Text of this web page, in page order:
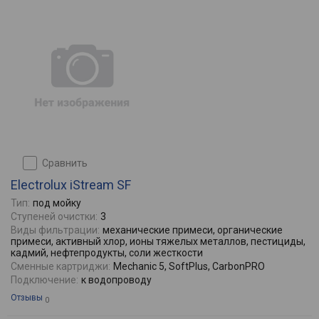
сравнить
Electrolux iStream SF
Тип: под мойку
Ступеней очистки: 3
Виды фильтрации: механические примеси, органические
примеси, активный хлор, ионы тяжелых металлов, пестициды,
кадмий, нефтепродукты, соли жесткости
Сменные картриджи: Mechanic 5, SoftPlus, CarbonPRO
Подключение: к водопроводу
Отзывы 0